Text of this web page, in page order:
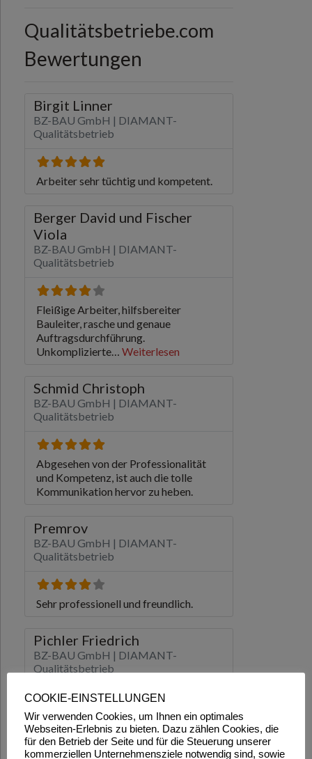
COOKIE-EINSTELLUNGEN
Wir verwenden Cookies, um Ihnen ein optimales
Webseiten-Erlebnis zu bieten. Dazu zählen Cookies, die
für den Betrieb der Seite und für die Steuerung unserer
kommerziellen Unternehmensziele notwendig sind, sowie